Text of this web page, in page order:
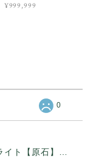
¥999,999
0
［星の家Ⅰ］アポフィライト【原石】O300-314